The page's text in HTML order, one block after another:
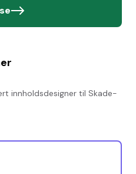
innholdsdesigner til Skade-